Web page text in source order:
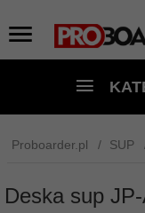
Proboarder.pl SUP
Deska sup